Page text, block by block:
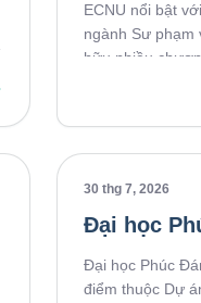
ECNU nổi bật
ngành Sư phạm
hữu nhiều
lưới hợp tác
30 thg 7, 2026
Đại học
Đại học Phúc
điểm thuộc Dự